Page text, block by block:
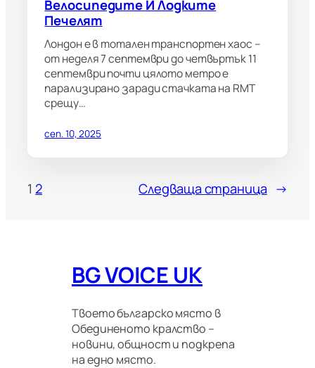
Велосипедите И Лодките
Печелят
Лондон е в тотален транспортен хаос –
от неделя 7 септември до четвъртък 11
септември почти цялото метро е
парализирано заради стачката на RMT
срещу…
сеп. 10, 2025
1 2 Следваща страница →
BG VOICE UK
Твоето българско място в
Обединеното кралство –
новини, общност и подкрепа
на едно място.